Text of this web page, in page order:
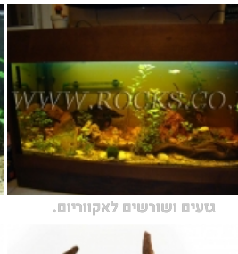
גזעים ושורשים לאקווריום.